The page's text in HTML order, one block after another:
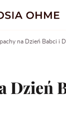
na Dzień Babci i
Dzień